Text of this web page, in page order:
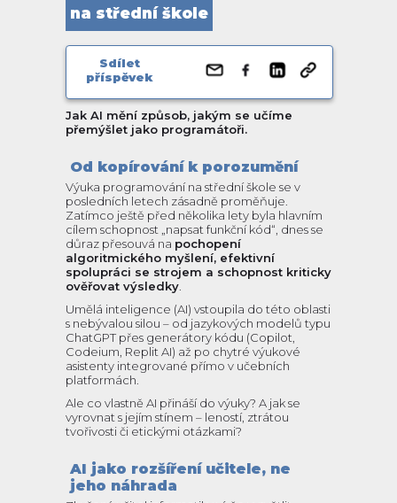
na střední škole
Sdílet
příspěvek
Jak AI mění způsob, jakým se učíme
přemýšlet jako programátoři.
Od kopírování k porozumění
Výuka programování na střední škole se v
posledních letech zásadně proměňuje.
Zatímco ještě před několika lety byla hlavním
cílem schopnost „napsat funkční kód“, dnes se
důraz přesouvá na pochopení
algoritmického myšlení, efektivní
spolupráci se strojem a schopnost kriticky
ověřovat výsledky
Umělá inteligence (AI) vstoupila do této oblasti
s nebývalou silou – od jazykových modelů typu
ChatGPT přes generátory kódu (Copilot,
Codeium, Replit AI) až po chytré výukové
asistenty integrované přímo v učebních
platformách.
Ale co vlastně AI přináší do výuky? A jak se
vyrovnat s jejím stínem – leností, ztrátou
tvořivosti či etickými otázkami?
AI jako rozšíření učitele, ne
jeho náhrada